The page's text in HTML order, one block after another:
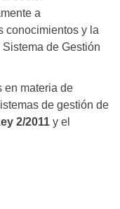
a
conocimientos y la
de Gestión
en materia de
de gestión de
2/2011 y el